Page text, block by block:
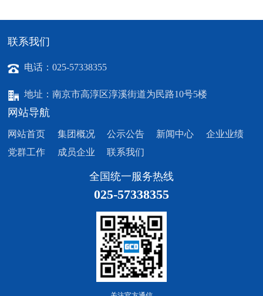
联系我们
电话：025-57338355
地址：南京市高淳区淳溪街道为民路10号5楼
网站导航
网站首页 集团概况 公示公告 新闻中心
企业业绩
党群工作
成员企业 联系我们
全国统一服务热线
025-57338355